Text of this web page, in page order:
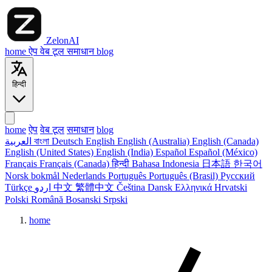
ZelonAI
homeऐपवेब टूलसमाधानblog
हिन्दी
home ऐप वेब टूल समाधान blog
বাংলা Deutsch English English (Australia) English (Canada)
English (United States) English (India) Español Español (México)
Français Français (Canada)हिन्दी Bahasa Indonesia 日本語 한국어
Norsk bokmål Nederlands Português Português (Brasil) Русский
Türkçe
中文 繁體中文 Čeština Dansk Ελληνικά Hrvatski
Polski Română Bosanski Srpski
home